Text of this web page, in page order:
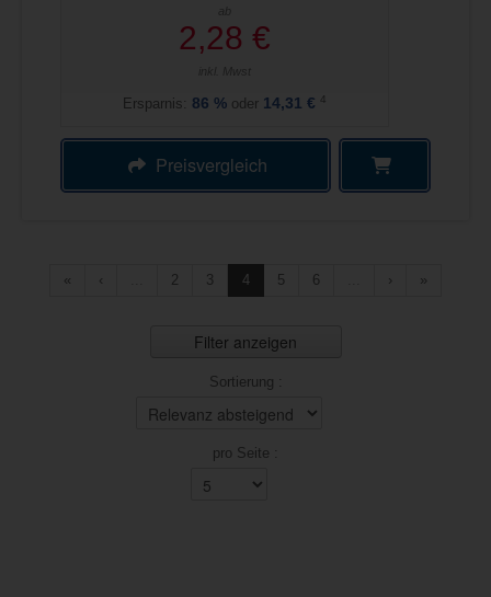
ab
2,28 €
inkl. Mwst
Ersparnis: 86 % oder 14,31 € 4
Preisvergleich
« ‹ 2 3 4 5 6 › »
Filter anzeigen
Sortierung :
pro Seite :